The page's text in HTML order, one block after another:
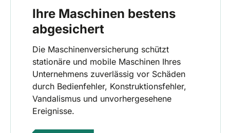
Ihre Maschinen bestens
abgesichert
Die Maschinenversicherung schützt
stationäre und mobile Maschinen Ihres
Unternehmens zuverlässig vor Schäden
durch Bedienfehler, Konstruktionsfehler,
Vandalismus und unvorhergesehene
Ereignisse.